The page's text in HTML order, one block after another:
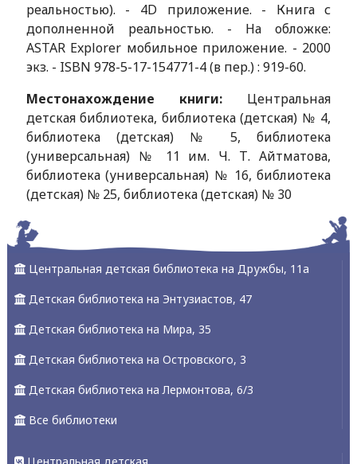
реальностью). - 4D приложение. - Книга с
дополненной реальностью. - На обложке:
ASTAR Explorer мобильное приложение. - 2000
экз. - ISBN 978-5-17-154771-4 (в пер.) : 919-60.
Местонахождение книги: Центральная
детская библиотека, библиотека (детская) № 4,
библиотека (детская) № 5, библиотека
(универсальная) № 11 им. Ч. Т. Айтматова,
библиотека (универсальная) № 16, библиотека
(детская) № 25, библиотека (детская) № 30
Центральная детская библиотека на Дружбы, 11а
Детская библиотека на Энтузиастов, 47
Детская библиотека на Мира, 35
Детская библиотека на Островского, 3
Детская библиотека на Лермонтова, 6/3
Все библиотеки